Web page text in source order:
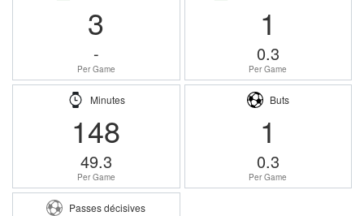
3
-
Per Game
1
0.3
Per Game
Minutes
148
49.3
Per Game
Buts
1
0.3
Per Game
Passes décisives